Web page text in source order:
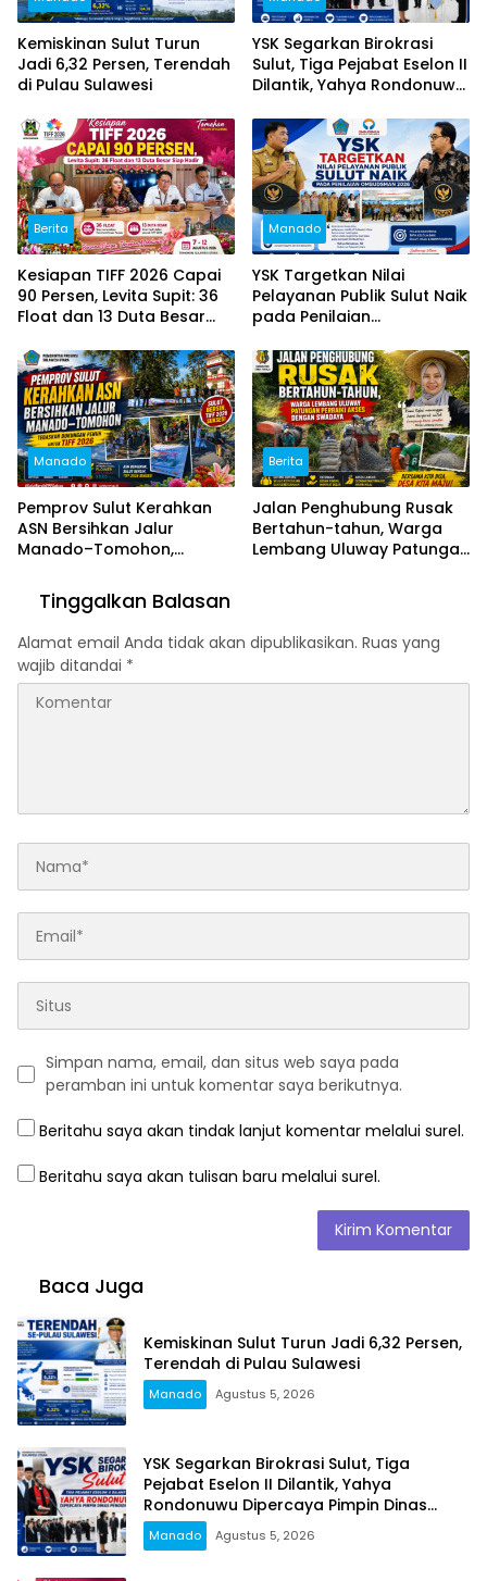
Kemiskinan Sulut Turun
Jadi 6,32 Persen, Terendah
di Pulau Sulawesi
YSK Segarkan Birokrasi
Sulut, Tiga Pejabat Eselon II
Dilantik, Yahya Rondonuwu
Pendidikan
Berita
Kesiapan TIFF 2026 Capai
90 Persen, Levita Supit: 36
Float dan 13 Duta Besar
Manado
YSK Targetkan Nilai
Pelayanan Publik Sulut Naik
pada Penilaian
Manado
Pemprov Sulut Kerahkan
ASN Bersihkan Jalur
Manado–Tomohon,
untuk TIFF 2026
Berita
Jalan Penghubung Rusak
Bertahun-tahun, Warga
Lembang Uluway Patungan
Tinggalkan Balasan
Alamat email Anda tidak akan dipublikasikan. Ruas yang
wajib ditandai *
Simpan nama, email, dan situs web saya pada
peramban ini untuk komentar saya berikutnya.
Beritahu saya akan tindak lanjut komentar melalui surel.
Beritahu saya akan tulisan baru melalui surel.
Baca Juga
Kemiskinan Sulut Turun Jadi 6,32 Persen,
Terendah di Pulau Sulawesi
Manado Agustus 5, 2026
YSK Segarkan Birokrasi Sulut, Tiga
Pejabat Eselon II Dilantik, Yahya
Rondonuwu Dipercaya Pimpin Dinas
Pendidikan
Manado Agustus 5, 2026